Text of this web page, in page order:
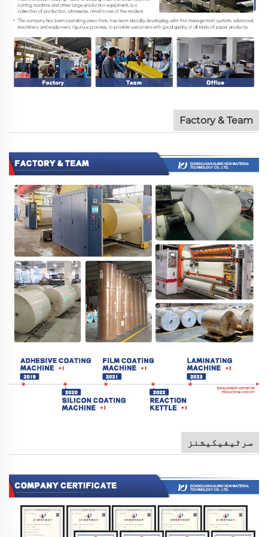
Factory & Team
سرٹیفیکیشنز